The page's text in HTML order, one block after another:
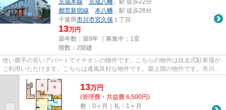
京成本線 「 京成八幡 」駅 徒歩22分
都営新宿線 「 本八幡 」駅 徒歩26分
千葉県市川市宮久保 １丁目
13万円
築年数：築9年 ｜募集中： 1室
階数：2階建
使い勝手の良いアパートでイチオシの物件です。こちらの物件は自走式駐車場が
ご利用いただけます。こちらは通風良好な物件です。最上階の物件です。市川市
エリアにある賃貸情報のこと...
13万円
(管理費・共益費 6,500円)
敷：0ヶ月｜礼：1ヶ月